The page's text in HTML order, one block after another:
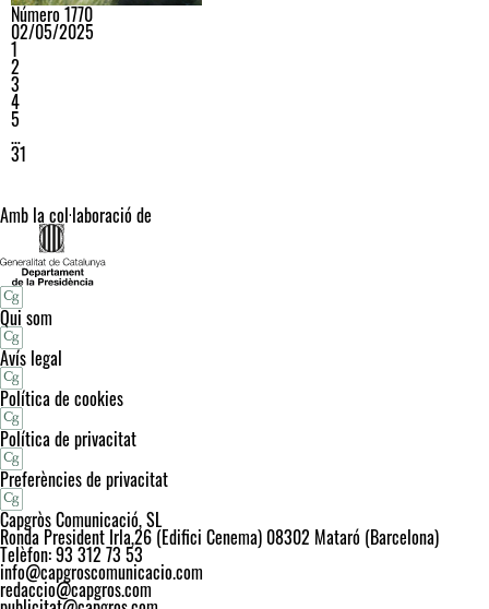
Número 1770
02/05/2025
1
2
3
4
5
…
31
Amb la col·laboració de
Qui som
Avís legal
Política de cookies
Política de privacitat
Preferències de privacitat
Capgròs Comunicació, SL
Ronda President Irla,26 (Edifici Cenema) 08302 Mataró (Barcelona)
Telèfon: 93 312 73 53
info@capgroscomunicacio.com
redaccio@capgros.com